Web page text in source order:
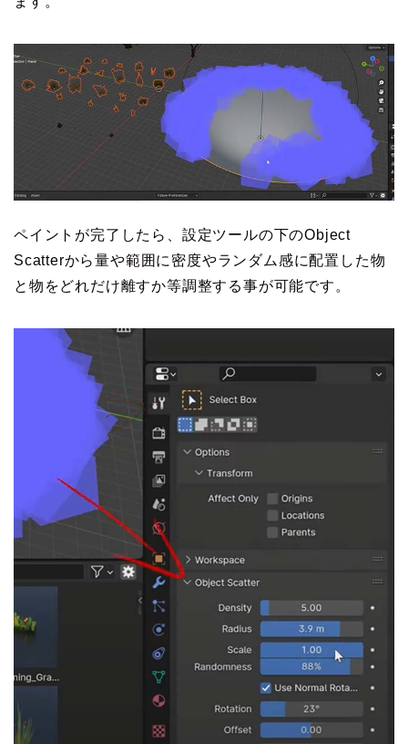
ペイントが完了したら、設定ツールの下のObject
Scatterから量や範囲に密度やランダム感に配置した物
と物をどれだけ離すか等調整する事が可能です。